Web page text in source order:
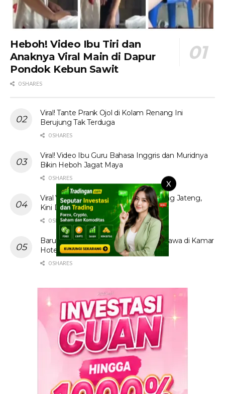
X
Heboh! Video Ibu Tiri dan
Anaknya Viral Main di Dapur
Pondok Kebun Sawit
0 SHARES
Viral! Tante Prank Ojol di Kolam Renang Ini
Berujung Tak Terduga
0 SHARES
Viral! Video Ibu Guru Bahasa Inggris dan Muridnya
Bikin Heboh Jagat Maya
0 SHARES
Viral Video Tak Senonoh Sejoli di Batang Jateng,
Kini Diburu
0 SHARES
Baru! Video Cewek Jilbab Cantik Asal Jawa di Kamar
Hotel Hebohkan Media Sosial
0 SHARES